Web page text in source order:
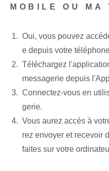
MOBILE OU MA
Oui, vous pouvez
e depuis votre
Téléchargez
messagerie depuis
Connectez-vous en
gerie.
Vous aurez accès à
rez envoyer et recevoir
faites sur votre